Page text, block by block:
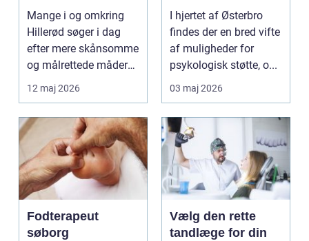
hverdagen
Mange i og omkring
Hillerød søger i dag
efter mere skånsomme
og målrettede måder
at få det bedre på....
12 maj 2026
kræver
professionel støtte
I hjertet af Østerbro
findes der en bred vifte
af muligheder for
psykologisk støtte, o...
03 maj 2026
Fodterapeut
søborg
Vælg den rette
tandlæge for din